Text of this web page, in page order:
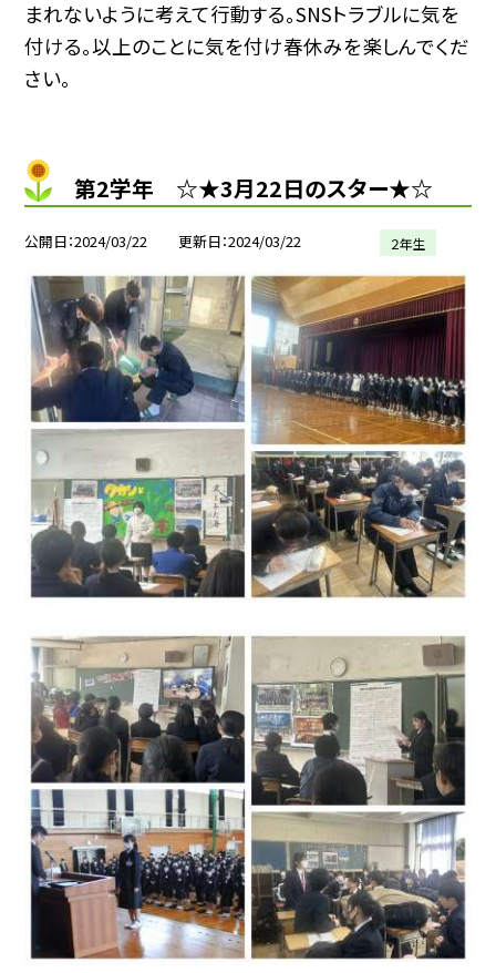
まれないように考えて行動する。SNSトラブルに気を
付ける。以上のことに気を付け春休みを楽しんでくだ
さい。
第2学年 ☆★3月22日のスター★☆
公開日 2024/03/22 更新日 2024/03/22 ２年生